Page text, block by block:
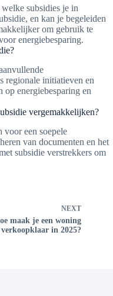
subsidies je in
en kan je begeleiden
om gebruik te
energiebesparing.
regionale initiatieven en
op energiebesparing en
vergemakkelijken?
voor een soepele
van documenten en het
subsidie verstrekkers om
NEXT
maak je een woning
verkoopklaar in 2025?